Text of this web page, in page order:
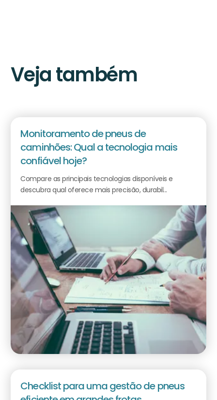
Veja também
Monitoramento de pneus de
caminhões: Qual a tecnologia mais
confiável hoje?
Compare as principais tecnologias disponíveis e
descubra qual oferece mais precisão, durabil...
Checklist para uma gestão de pneus